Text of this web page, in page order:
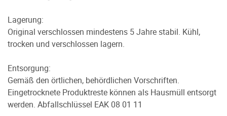
Lagerung:
Original verschlossen mindestens 5 Jahre stabil. Kühl,
trocken und verschlossen lagern.
Entsorgung:
Gemäß den örtlichen, behördlichen Vorschriften.
Eingetrocknete Produktreste können als Hausmüll entsorgt
werden. Abfallschlüssel EAK 08 01 11